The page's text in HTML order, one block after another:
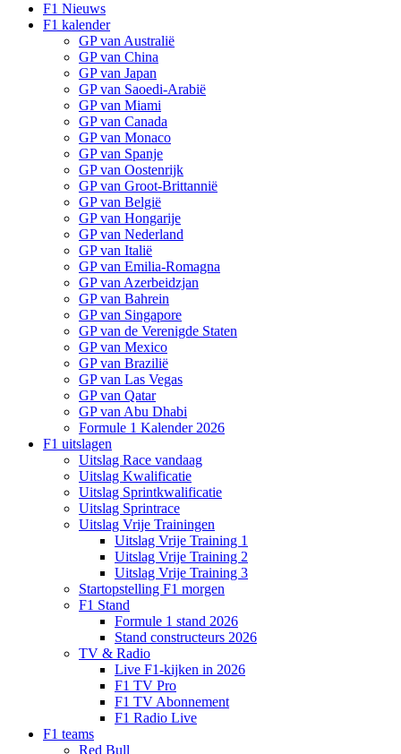
F1 Nieuws
F1 kalender
GP van Australië
GP van China
GP van Japan
GP van Saoedi-Arabië
GP van Miami
GP van Canada
GP van Monaco
GP van Spanje
GP van Oostenrijk
GP van Groot-Brittannië
GP van België
GP van Hongarije
GP van Nederland
GP van Italië
GP van Emilia-Romagna
GP van Azerbeidzjan
GP van Bahrein
GP van Singapore
GP van de Verenigde Staten
GP van Mexico
GP van Brazilië
GP van Las Vegas
GP van Qatar
GP van Abu Dhabi
Formule 1 Kalender 2026
F1 uitslagen
Uitslag Race vandaag
Uitslag Kwalificatie
Uitslag Sprintkwalificatie
Uitslag Sprintrace
Uitslag Vrije Trainingen
Uitslag Vrije Training 1
Uitslag Vrije Training 2
Uitslag Vrije Training 3
Startopstelling F1 morgen
F1 Stand
Formule 1 stand 2026
Stand constructeurs 2026
TV & Radio
Live F1-kijken in 2026
F1 TV Pro
F1 TV Abonnement
F1 Radio Live
F1 teams
Red Bull